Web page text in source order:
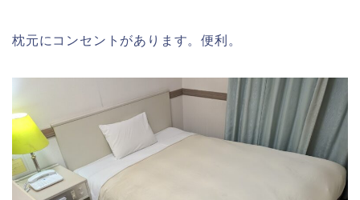
枕元にコンセントがあります。便利。